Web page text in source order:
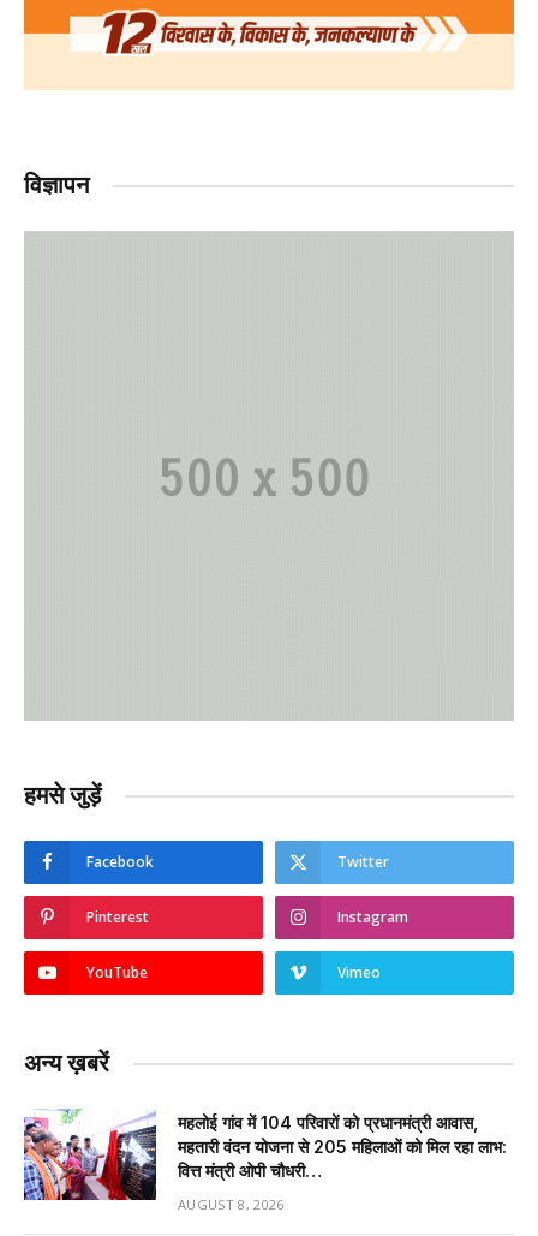
विज्ञापन
हमसे जुड़ें
Facebook Twitter
Pinterest Instagram
YouTube Vimeo
अन्य ख़बरें
महलोई गांव में 104 परिवारों को प्रधानमंत्री आवास,
महतारी वंदन योजना से 205 महिलाओं को मिल रहा लाभ:
वित्त मंत्री ओपी चौधरी…
AUGUST 8, 2026